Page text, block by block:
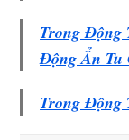
Trong Động
Động Ẩn Tu
Trong Động